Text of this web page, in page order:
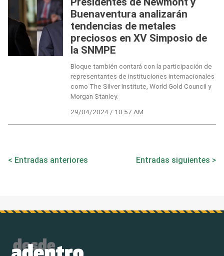
Buenaventura analizarán
tendencias de metales
preciosos en XV Simposio de
la SNMPE
Bloque también contará con la participación de
representantes de instituciones internacionales
como The Silver Institute, World Gold Council y
Morgan Stanley.
29/04/2024 / 10:57 AM
Navegación
Entradas anteriores Entradas siguientes